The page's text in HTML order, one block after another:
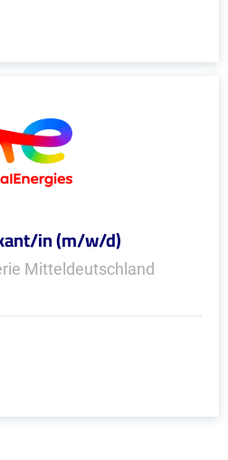
in (m/w/d)
Mitteldeutschland